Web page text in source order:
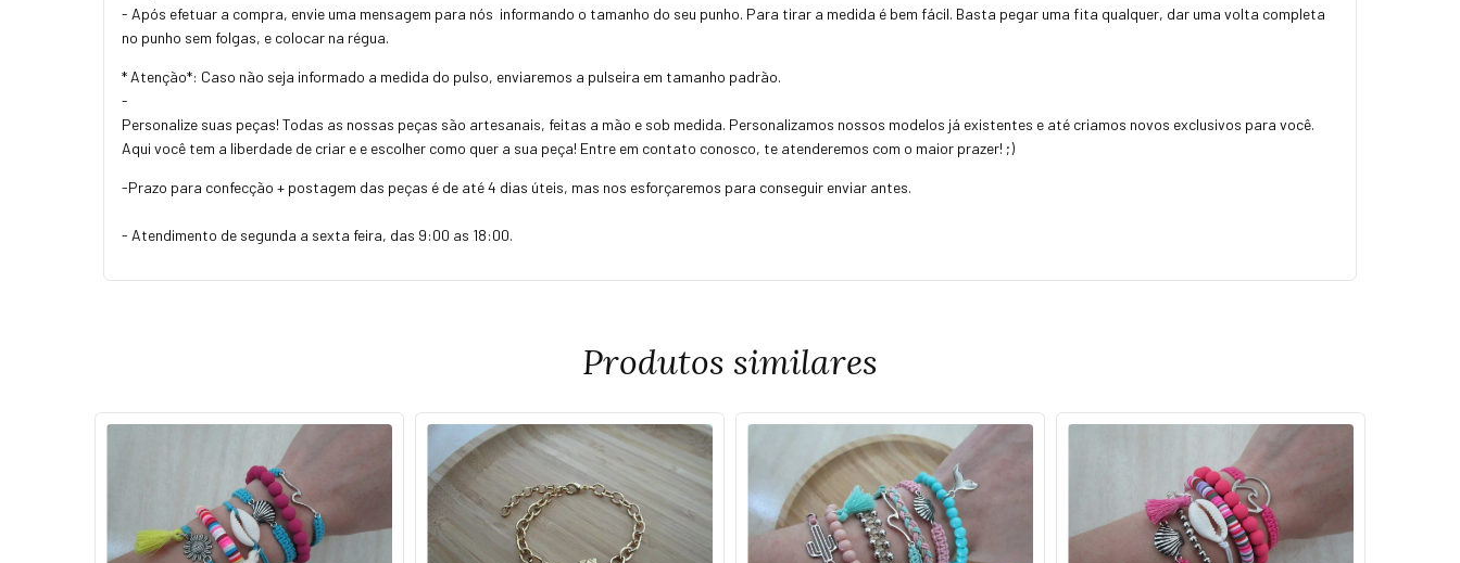
- Após efetuar a compra, envie uma mensagem para nós informando o tamanho do seu punho. Para tirar a medida é bem fácil. Basta pegar uma fita qualquer, dar uma volta completa
no punho sem folgas, e colocar na régua.
* Atenção*: Caso não seja informado a medida do pulso, enviaremos a pulseira em tamanho padrão.
-
Personalize suas peças! Todas as nossas peças são artesanais, feitas a mão e sob medida. Personalizamos nossos modelos já existentes e até criamos novos exclusivos para você.
Aqui você tem a liberdade de criar e e escolher como quer a sua peça! Entre em contato conosco, te atenderemos com o maior prazer! ;)
-Prazo para confecção + postagem das peças é de até 4 dias úteis, mas nos esforçaremos para conseguir enviar antes.
- Atendimento de segunda a sexta feira, das 9:00 as 18:00.
Produtos similares